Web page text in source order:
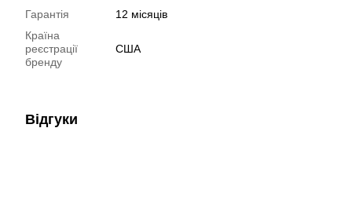
Гарантія
12 місяців
Країна
реєстрації
бренду
США
Відгуки